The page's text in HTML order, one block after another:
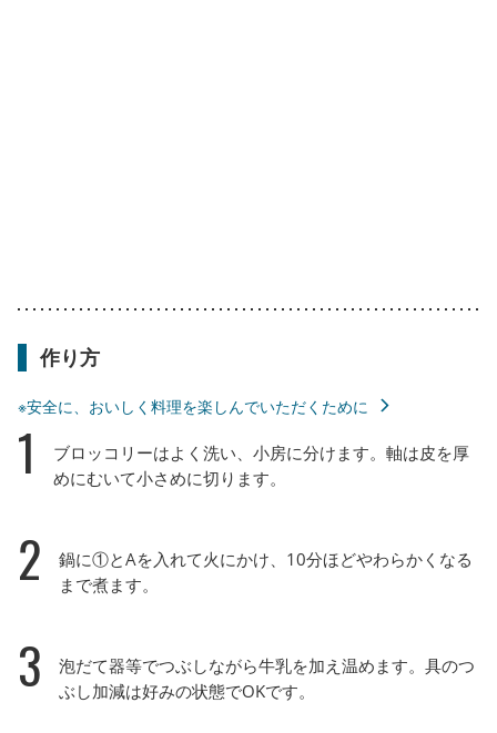
作り方
※安全に、おいしく料理を楽しんでいただくために
1
ブロッコリーはよく洗い、小房に分けます。軸は皮を厚
めにむいて小さめに切ります。
2
鍋に①とAを入れて火にかけ、10分ほどやわらかくなる
まで煮ます。
3
泡だて器等でつぶしながら牛乳を加え温めます。具のつ
ぶし加減は好みの状態でOKです。